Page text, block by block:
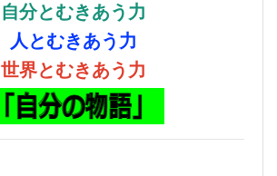
自分とむきあう力
人とむきあう力
世界とむきあう力